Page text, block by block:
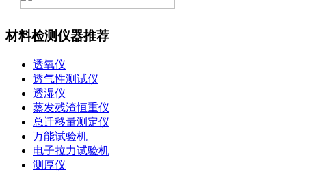
材料检测仪器推荐
透氧仪
透气性测试仪
透湿仪
蒸发残渣恒重仪
总迁移量测定仪
万能试验机
电子拉力试验机
测厚仪